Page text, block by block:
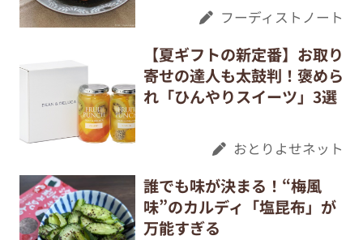
フーディストノート
【夏ギフトの新定番】お取り
寄せの達人も太鼓判！褒めら
れ「ひんやりスイーツ」3選
おとりよせネット
誰でも味が決まる！“梅風
味”のカルディ「塩昆布」が
万能すぎる